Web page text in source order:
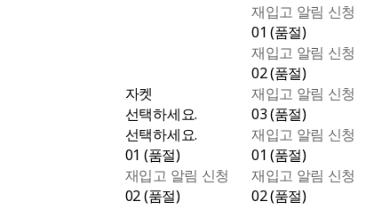
자켓
선택하세요.
선택하세요.
01 (품절)
재입고 알림 신청
02 (품절)
재입고 알림 신청
01 (품절)
재입고 알림 신청
02 (품절)
재입고 알림 신청
03 (품절)
재입고 알림 신청
01 (품절)
재입고 알림 신청
02 (품절)